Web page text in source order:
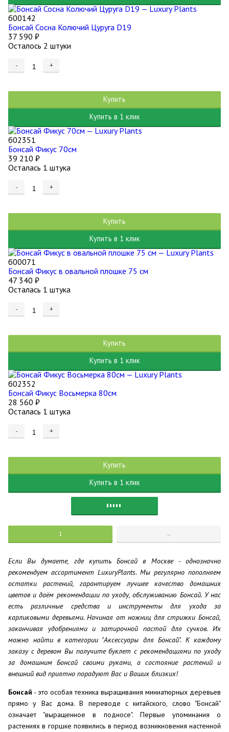
б00142
Бонсай Сосна Колючий Цуруга D19
37 590 ₽
Осталось 2 штуки
- +
Купить
Купить в 1 клик
б02351
Бонсай Фикус 70см
39 210 ₽
Осталась 1 штука
- +
Купить
Купить в 1 клик
б00071
Бонсай Фикус в овальной плошке 75 см
47 340 ₽
Осталась 1 штука
- +
Купить
Купить в 1 клик
б02352
Бонсай Фикус Восьмерка 80см
28 560 ₽
Осталась 1 штука
- +
Купить
Купить в 1 клик
1 →
Если Вы думаете, где купить Бонсай в Москве - однозначно
рекомендуем ассортимент LuxuryPlants. Мы регулярно пополняем
остатки растений, гарантируем лучшее качество домашних
цветов и даём рекомендации по уходу, обслуживанию Бонсай. У нас
есть различные средства и инструменты для ухода за
карликовыми деревьями. Начиная от ножниц для стрижки Бонсай,
заканчивая удобрениями и затирочной пастой для сучков. Их
можно найти в категории "Аксессуары для Бонсай". К каждому
заказу с деревом Вы получите буклет с рекомендациями по уходу
за домашним Бонсай своими руками, а состояние растений и
внешний вид приятно порадуют Вас и Ваших близких!
Бонсай - это особая техника выращивания миниатюрных деревьев
прямо у Вас дома. В переводе с китайского, слово "Бонсай"
означает "выращенное в подносе". Первые упоминания о
растениях в горшке появились в период возникновения настенной